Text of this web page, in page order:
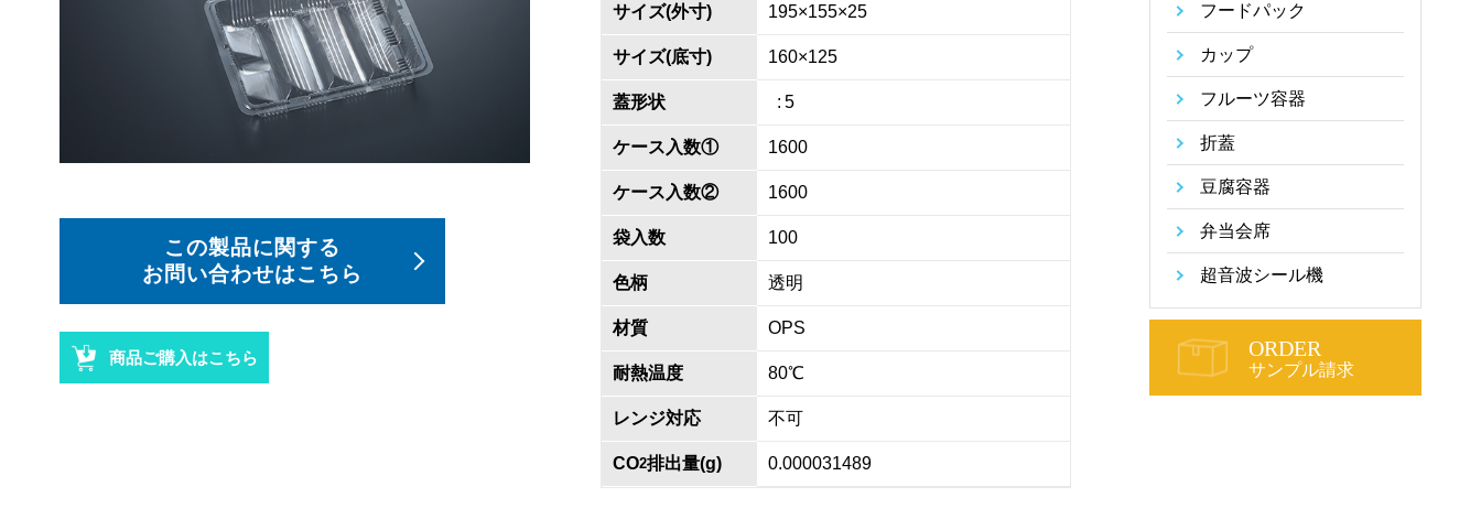
この製品に関する
お問い合わせはこちら
商品ご購入はこちら
サイズ(外寸) 195×155×25
サイズ(底寸) 160×125
蓋形状 5
ケース入数① 1600
ケース入数② 1600
袋入数 100
色柄 透明
材質 OPS
耐熱温度 80℃
レンジ対応 不可
CO2排出量(g) 0.000031489
フードパック
カップ
フルーツ容器
折蓋
豆腐容器
弁当会席
超音波シール機
ORDER
サンプル請求